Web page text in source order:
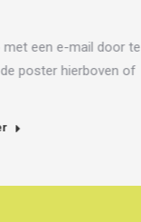
met een e-mail door te
de poster hierboven of